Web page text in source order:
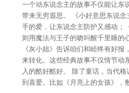
一个动东说念主的故事不仅能让东
带来无穷遐思。 《小好意思东说
手的爱，让东说念主防护又感动；
则用魔法与王子的吻叫醒千里睡的
《灰小姐》告诉咱们和睦终有好报
来转化。这些经典故事不仅情节动
入的酷好酷好。 除了童话，当代
到喜爱。比如《月亮上的女孩》，